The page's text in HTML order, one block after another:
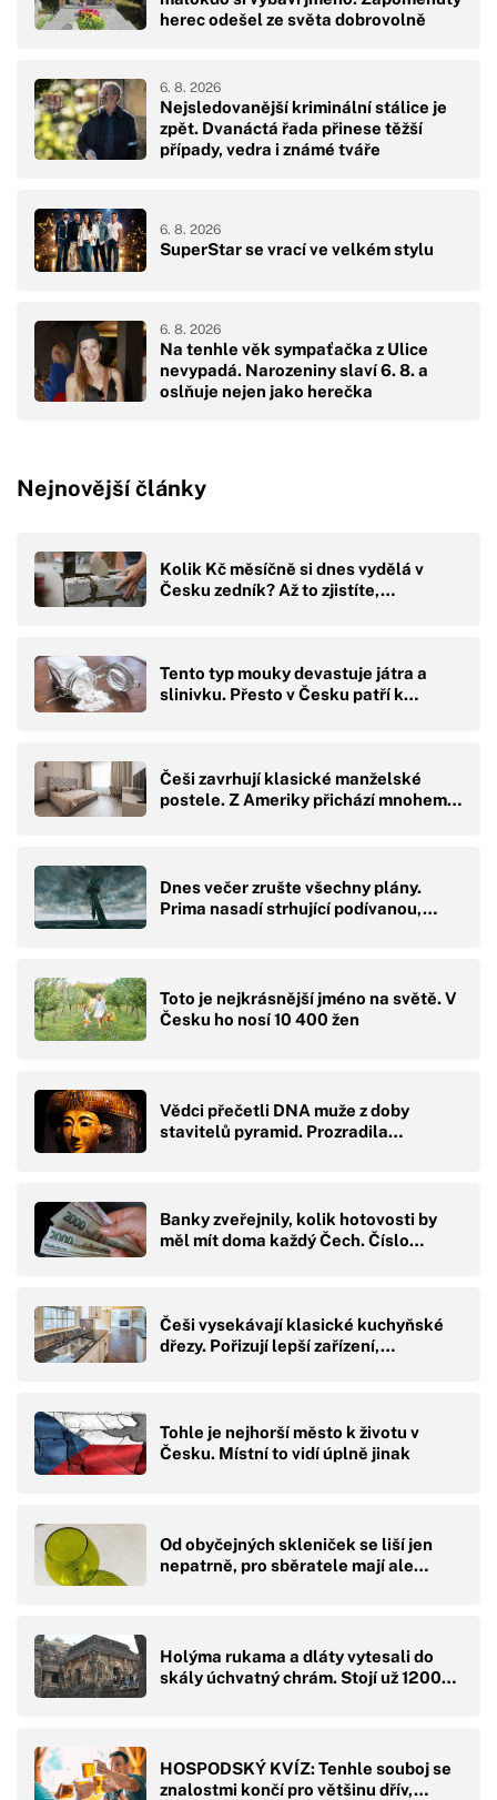
herec odešel ze světa dobrovolně
Nejsledovanější kriminální stálice je
zpět. Dvanáctá řada přinese těžší
případy, vedra i známé tváře
6. 8. 2026
SuperStar se vrací ve velkém stylu
6. 8. 2026
Na tenhle věk sympaťačka z Ulice
nevypadá. Narozeniny slaví 6. 8. a
oslňuje nejen jako herečka
6. 8. 2026
Nejnovější články
Kolik Kč měsíčně si dnes vydělá v
Česku zedník? Až to zjistíte,…
Tento typ mouky devastuje játra a
slinivku. Přesto v Česku patří k…
Češi zavrhují klasické manželské
postele. Z Ameriky přichází mnohem…
Dnes večer zrušte všechny plány.
Prima nasadí strhující podívanou,…
Toto je nejkrásnější jméno na světě. V
Česku ho nosí 10 400 žen
Vědci přečetli DNA muže z doby
stavitelů pyramid. Prozradila…
Banky zveřejnily, kolik hotovosti by
měl mít doma každý Čech. Číslo…
Češi vysekávají klasické kuchyňské
dřezy. Pořizují lepší zařízení,…
Tohle je nejhorší město k životu v
Česku. Místní to vidí úplně jinak
Od obyčejných skleniček se liší jen
nepatrně, pro sběratele mají ale…
Holýma rukama a dláty vytesali do
skály úchvatný chrám. Stojí už 1200…
HOSPODSKÝ KVÍZ: Tenhle souboj se
znalostmi končí pro většinu dřív,…